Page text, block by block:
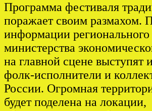
Программа фестиваля
поражает своим размахом.
информации регионального
министерства
на главной сцене выступят
фолк-исполнители и
России. Огромная
будет поделена на локации,